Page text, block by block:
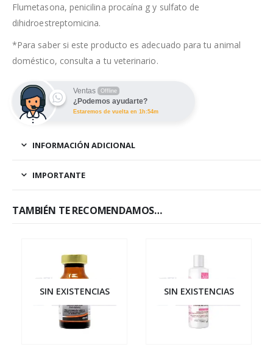
Flumetasona, penicilina procaína g y sulfato de
dihidroestreptomicina.
*Para saber si este producto es adecuado para tu animal
doméstico, consulta a tu veterinario.
Ventas Offline
¿Podemos ayudarte?
Estaremos de vuelta en 1h:54m
INFORMACIÓN ADICIONAL
IMPORTANTE
TAMBIÉN TE RECOMENDAMOS…
SIN EXISTENCIAS SIN EXISTENCIAS